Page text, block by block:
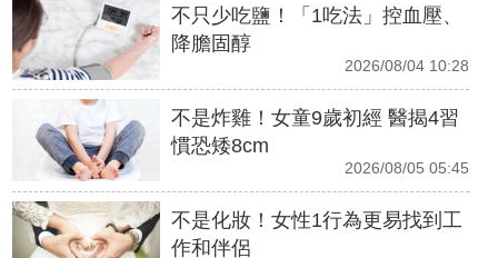
不只少吃鹽！「1吃法」控血壓、
降膽固醇
2026/08/04 10:28
不是炸雞！女童9歲初經 醫揭4習
慣恐矮8cm
2026/08/05 05:45
不是化妝！女性1行為更易找到工
作和伴侶